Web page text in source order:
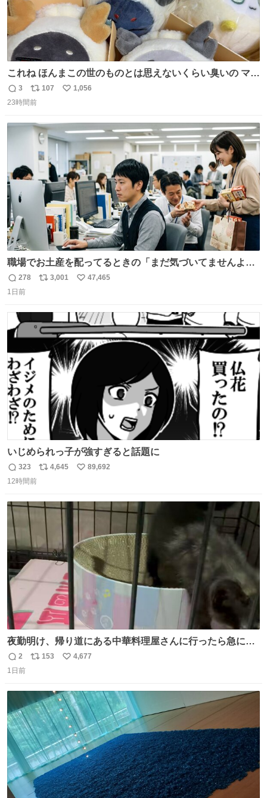
これね ほんまこの世のものとは思えないくらい臭いの マジ
で、死ぬほど、臭い 中に入ってる謎スクイーズのせいなん
だけど
返
信
3
リ
ポ
ト
107
い
数
1,056
23時間前
職場でお土産を配ってるときの「まだ気づいてませんよ」
的な演技が毎回シンドい。
返
信
278
リ
ト
数
3,001
い
数
47,465
1日前
いじめられっ子が強すぎると話題に
返
信
323
リ
ト
数
4,645
い
数
89,692
12時間前
夜勤明け、帰り道にある中華料理屋さんに行ったら急に
「トイレニネコチャンイルヨ！ドウブツスキデショ！」と
言われ(好きだけどさ……)とトイレ行ったらまじで可愛い
ね〜〜〜！
返
信
2
リ
ト
数
153
い
数
4,677
1日前